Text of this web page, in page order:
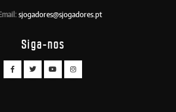
sjogadores@sjogadores.pt
Siga-nos